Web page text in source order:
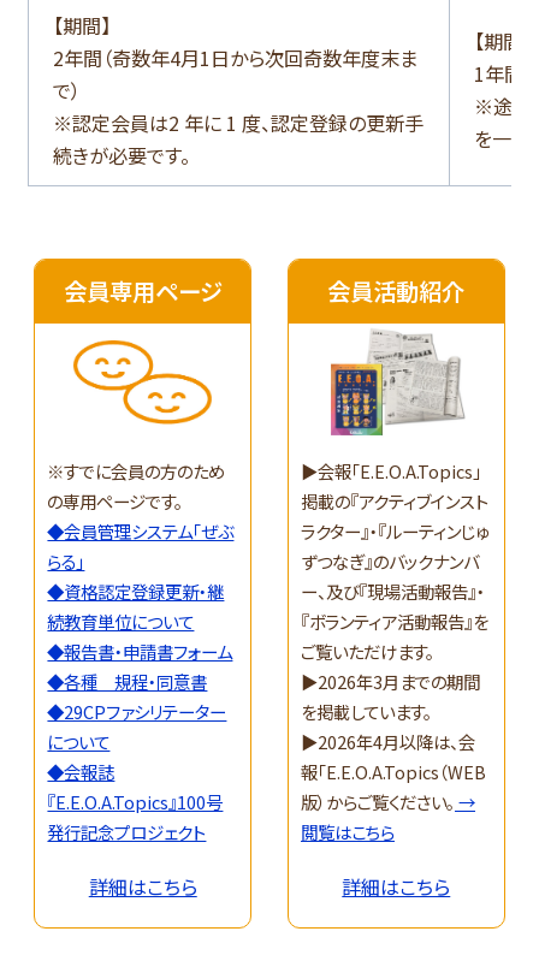
【期間】
2年間（奇数年4月1日から次回奇数年度末ま
で）
※認定会員は2 年に 1 度、認定登録の更新手
続きが必要です。
【期間】
1年間
※途中
を一括
会員専用ページ
※すでに会員の方のため
の専用ページです。
◆会員管理システム「ぜぶ
らる」
◆資格認定登録更新・継
続教育単位について
◆報告書・申請書フォーム
◆各種 規程・同意書
◆29CPファシリテーター
について
◆会報誌
『E.E.O.A.Topics』100号
発行記念プロジェクト
詳細はこちら
会員活動紹介
▶会報「E.E.O.A.Topics」
掲載の『アクティブインスト
ラクター』・『ルーティンじゅ
ずつなぎ』のバックナンバ
ー、及び『現場活動報告』・
『ボランティア活動報告』を
ご覧いただけます。
▶2026年3月までの期間
を掲載しています。
▶2026年4月以降は、会
報「E.E.O.A.Topics（WEB
版）からご覧ください。 →
閲覧はこちら
詳細はこちら